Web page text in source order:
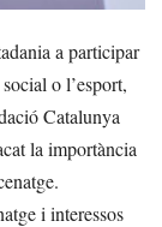
a participar
o l’esport,
Catalunya
la importància
i interessos